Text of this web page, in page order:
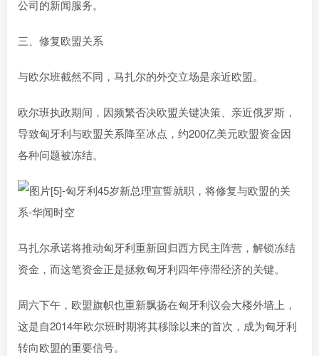
公司的新闻服务。
三、修复欧盟关系
与欧尔班截然不同，马扎尔的外交立场是亲近欧盟。
欧尔班执政期间，因频繁否决欧盟关键决策、亲近俄罗斯，
导致匈牙利与欧盟关系降至冰点，约200亿美元欧盟资金因
各种问题被冻结。
马扎尔承诺将推动匈牙利重新回归西方民主阵营，解锁冻结
资金，而这笔资金正是拯救匈牙利四年停滞经济的关键。
周六下午，欧盟旗帜也重新飘扬在匈牙利议会大楼外墙上，
这是自2014年欧尔班时期将其移除以来的首次，成为匈牙利
转向欧盟的重要信号。